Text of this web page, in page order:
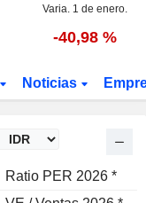
Varia. 1 de enero.
-40,98 %
Noticias
Ratio PER 2026 *